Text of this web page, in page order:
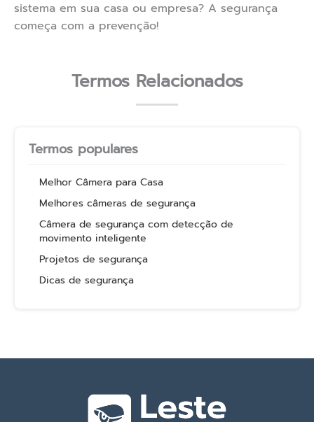
sistema em sua casa ou empresa? A segurança
começa com a prevenção!
Termos Relacionados
Termos populares
Melhor Câmera para Casa
Melhores câmeras de segurança
Câmera de segurança com detecção de
movimento inteligente
Projetos de segurança
Dicas de segurança